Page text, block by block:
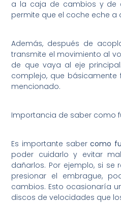
a la caja de cambios y de
permite que el coche eche a
Además, después de
transmite el movimiento al
de que vaya al eje
complejo, que
mencionado.
Importancia de saber como
Es importante sabercomo
poder cuidarlo y evitar
dañarlos. Por ejemplo, si se
presionar el embrague,
cambios. Esto ocasionaría
discos de velocidades que